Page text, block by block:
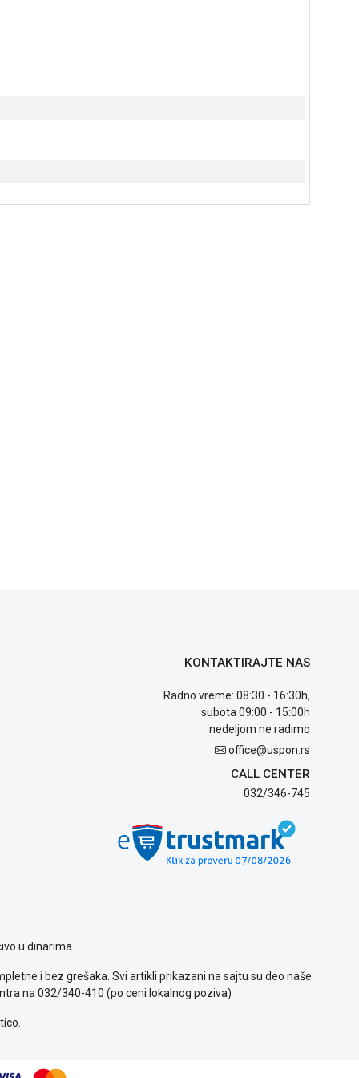
KONTAKTIRAJTE NAS
Radno vreme: 08:30 - 16:30h,
subota 09:00 - 15:00h
nedeljom ne radimo
office@uspon.rs
CALL CENTER
032/346-745
u dinarima.
i bez grešaka. Svi artikli prikazani na sajtu su deo naše
na 032/340-410 (po ceni lokalnog poziva)